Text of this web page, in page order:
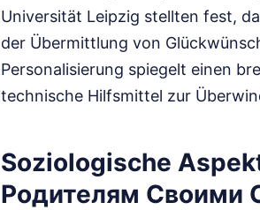
Universität Leipzig stellten fest,
der Übermittlung von
Personalisierung spiegelt einen
technische Hilfsmittel zur
Soziologische
Родителям Своими